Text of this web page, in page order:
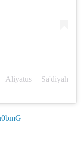
Sa'diyah